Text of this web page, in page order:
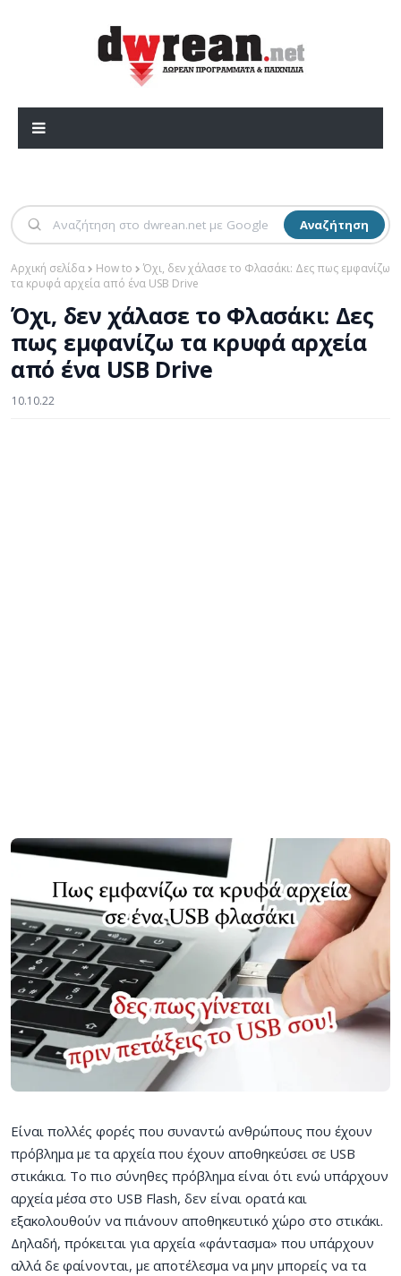
Αναζήτηση
Αρχική σελίδα How to
Όχι, δεν χάλασε το Φλασάκι: Δες πως εμφανίζω
τα κρυφά αρχεία από ένα USB Drive
Όχι, δεν χάλασε το Φλασάκι: Δες
πως εμφανίζω τα κρυφά αρχεία
από ένα USB Drive
10.10.22
Είναι πολλές φορές που συναντώ ανθρώπους που έχουν
πρόβλημα με τα αρχεία που έχουν αποθηκεύσει σε USB
στικάκια. Το πιο σύνηθες πρόβλημα είναι ότι ενώ υπάρχουν
αρχεία μέσα στο USB Flash, δεν είναι ορατά και
εξακολουθούν να πιάνουν αποθηκευτικό χώρο στο στικάκι.
Δηλαδή, πρόκειται για αρχεία «φάντασμα» που υπάρχουν
αλλά δε φαίνονται, με αποτέλεσμα να μην μπορείς να τα